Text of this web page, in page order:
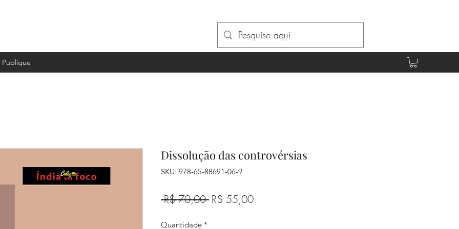
Publique
Dissolução das controvérsias
SKU: 978-65-88691-06-9
R$ 70,00 Preço
R$ 55,00Preço
Quantidade *